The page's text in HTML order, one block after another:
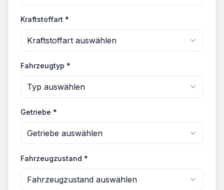
Kraftstoffart *
Kraftstoffart auswählen
Fahrzeugtyp *
Typ auswählen
Getriebe *
Getriebe auswählen
Fahrzeugzustand *
Fahrzeugzustand auswählen